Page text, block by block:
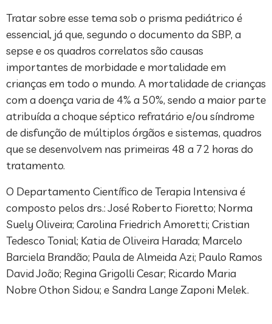
Tratar sobre esse tema sob o prisma pediátrico é
essencial, já que, segundo o documento da SBP, a
sepse e os quadros correlatos são causas
importantes de morbidade e mortalidade em
crianças em todo o mundo. A mortalidade de crianças
com a doença varia de 4% a 50%, sendo a maior parte
atribuída a choque séptico refratário e/ou síndrome
de disfunção de múltiplos órgãos e sistemas, quadros
que se desenvolvem nas primeiras 48 a 72 horas do
tratamento.
O Departamento Científico de Terapia Intensiva é
composto pelos drs.: José Roberto Fioretto; Norma
Suely Oliveira; Carolina Friedrich Amoretti; Cristian
Tedesco Tonial; Katia de Oliveira Harada; Marcelo
Barciela Brandão; Paula de Almeida Azi; Paulo Ramos
David João; Regina Grigolli Cesar; Ricardo Maria
Nobre Othon Sidou; e Sandra Lange Zaponi Melek.